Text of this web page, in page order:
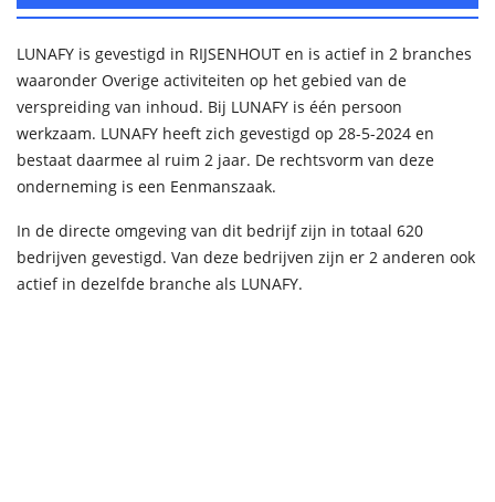
LUNAFY is gevestigd in RIJSENHOUT en is actief in 2 branches
waaronder Overige activiteiten op het gebied van de
verspreiding van inhoud. Bij LUNAFY is één persoon
werkzaam. LUNAFY heeft zich gevestigd op 28-5-2024 en
bestaat daarmee al ruim 2 jaar. De rechtsvorm van deze
onderneming is een Eenmanszaak.
In de directe omgeving van dit bedrijf zijn in totaal 620
bedrijven gevestigd. Van deze bedrijven zijn er 2 anderen ook
actief in dezelfde branche als LUNAFY.